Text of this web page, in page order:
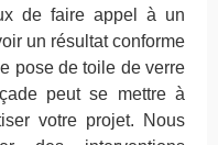
de faire appel à un
un résultat conforme
pose de toile de verre
peut se mettre à
votre projet. Nous